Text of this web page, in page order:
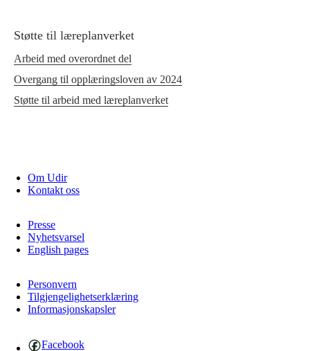
Støtte til læreplanverket
Arbeid med overordnet del
Overgang til opplæringsloven av 2024
Støtte til arbeid med læreplanverket
Om Udir
Kontakt oss
Presse
Nyhetsvarsel
English pages
Personvern
Tilgjengelighetserklæring
Informasjonskapsler
Facebook